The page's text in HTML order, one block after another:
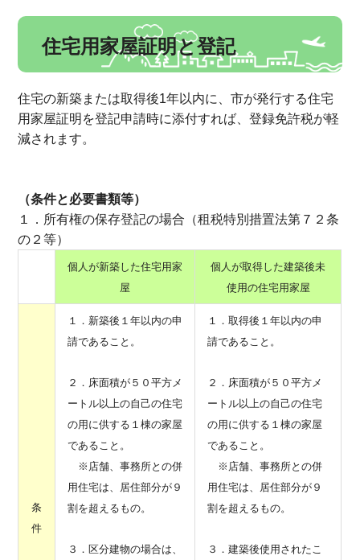
住宅用家屋証明と登記
住宅の新築または取得後1年以内に、市が発行する住宅
用家屋証明を登記申請時に添付すれば、登録免許税が軽
減されます。
（条件と必要書類等）
１．所有権の保存登記の場合（租税特別措置法第７２条
の２等）
個人が新築した住宅用家
屋
個人が取得した建築後未
使用の住宅用家屋
条
件
１．新築後１年以内の申
請であること。
２．床面積が５０平方メ
ートル以上の自己の住宅
の用に供する１棟の家屋
であること。
※店舗、事務所との併
用住宅は、居住部分が９
割を超えるもの。
３．区分建物の場合は、
１．取得後１年以内の申
請であること。
２．床面積が５０平方メ
ートル以上の自己の住宅
の用に供する１棟の家屋
であること。
※店舗、事務所との併
用住宅は、居住部分が９
割を超えるもの。
３．建築後使用されたこ